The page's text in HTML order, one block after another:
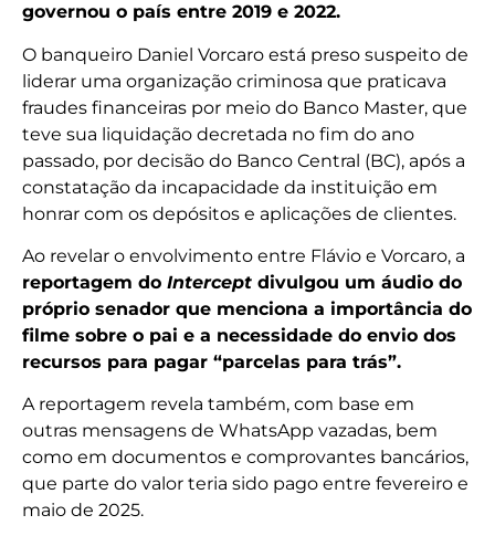
governou o país entre 2019 e 2022.
O banqueiro Daniel Vorcaro está preso suspeito de
liderar uma organização criminosa que praticava
fraudes financeiras por meio do Banco Master, que
teve sua liquidação decretada no fim do ano
passado, por decisão do Banco Central (BC), após a
constatação da incapacidade da instituição em
honrar com os depósitos e aplicações de clientes.
Ao revelar o envolvimento entre Flávio e Vorcaro, a
reportagem do Intercept divulgou um áudio do
próprio senador que menciona a importância do
filme sobre o pai e a necessidade do envio dos
recursos para pagar “parcelas para trás”.
A reportagem revela também, com base em
outras mensagens de WhatsApp vazadas, bem
como em documentos e comprovantes bancários,
que parte do valor teria sido pago entre fevereiro e
maio de 2025.